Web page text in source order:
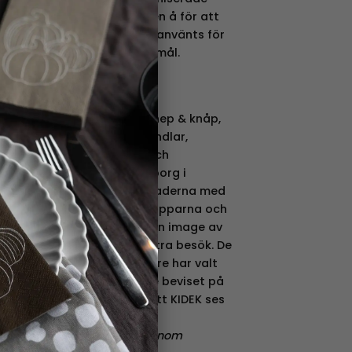
ner tusentals ankor i en å för att
i ett race. Detta har ofta använts för
behjärtansvärt ändamål.
vykort, leksaker, spel, knep & knåp,
bland annat av bokhandlar,
presentbutiker och
har sitt säte i Helsingborg i
och danska marknaderna med
ett leende på läpparna och
till resultatet samt en image av
sortiment värt ett extra besök. De
att så många återförsäljare har valt
Detta är det tydligaste beviset på
av slutkunderna och att KIDEK ses
Kvinnojours arbete genom